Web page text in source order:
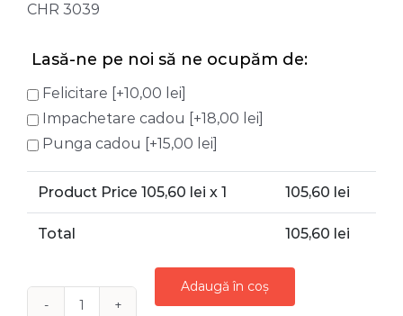
CHR 3039
Lasă-ne pe noi să ne ocupăm de:
Felicitare [+10,00 lei]
Impachetare cadou
[+18,00 lei]
Punga cadou
[+15,00 lei]
Product Price 105,60 lei x 1 105,60 lei
Total 105,60 lei
Adaugă în coș